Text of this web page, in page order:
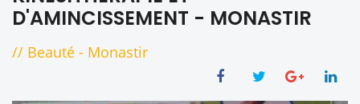
D'AMINCISSEMENT - MONASTIR
// Beauté - Monastir